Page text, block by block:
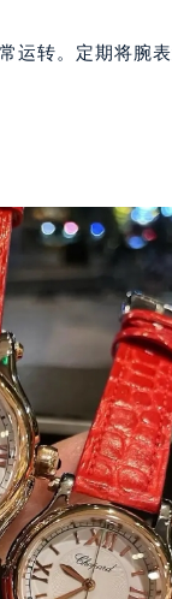
室（需提前预约）
7楼709室（需提
前预约）
需提前预约）
)18层09室（需提
楼14D（需提前预
06室（需提前预
层07室（需提前预
6楼10室（需提前
室（需提前预约
1002室（需提前
室（需提前预约
象城写字楼（鄂
运转。定期将腕